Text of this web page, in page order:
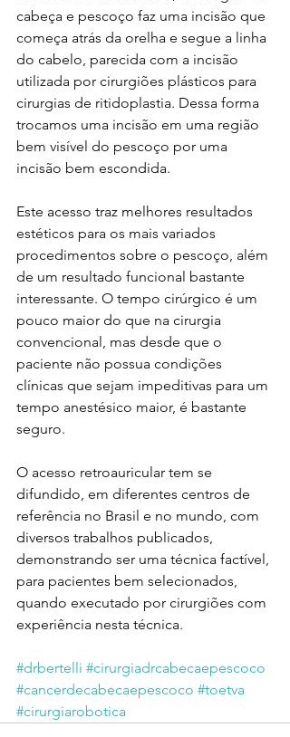
cabeça e pescoço faz uma incisão que
começa atrás da orelha e segue a linha
do cabelo, parecida com a incisão
utilizada por cirurgiões plásticos para
cirurgias de ritidoplastia. Dessa forma
trocamos uma incisão em uma região
bem visível do pescoço por uma
incisão bem escondida.
Este acesso traz melhores resultados
estéticos para os mais variados
procedimentos sobre o pescoço, além
de um resultado funcional bastante
interessante. O tempo cirúrgico é um
pouco maior do que na cirurgia
convencional, mas desde que o
paciente não possua condições
clínicas que sejam impeditivas para um
tempo anestésico maior, é bastante
seguro.
O acesso retroauricular tem se
difundido, em diferentes centros de
referência no Brasil e no mundo, com
diversos trabalhos publicados,
demonstrando ser uma técnica factível,
para pacientes bem selecionados,
quando executado por cirurgiões com
experiência nesta técnica.
#drbertelli #cirurgiadrcabecaepescoco
#cancerdecabecaepescoco #toetva
#cirurgiarobotica